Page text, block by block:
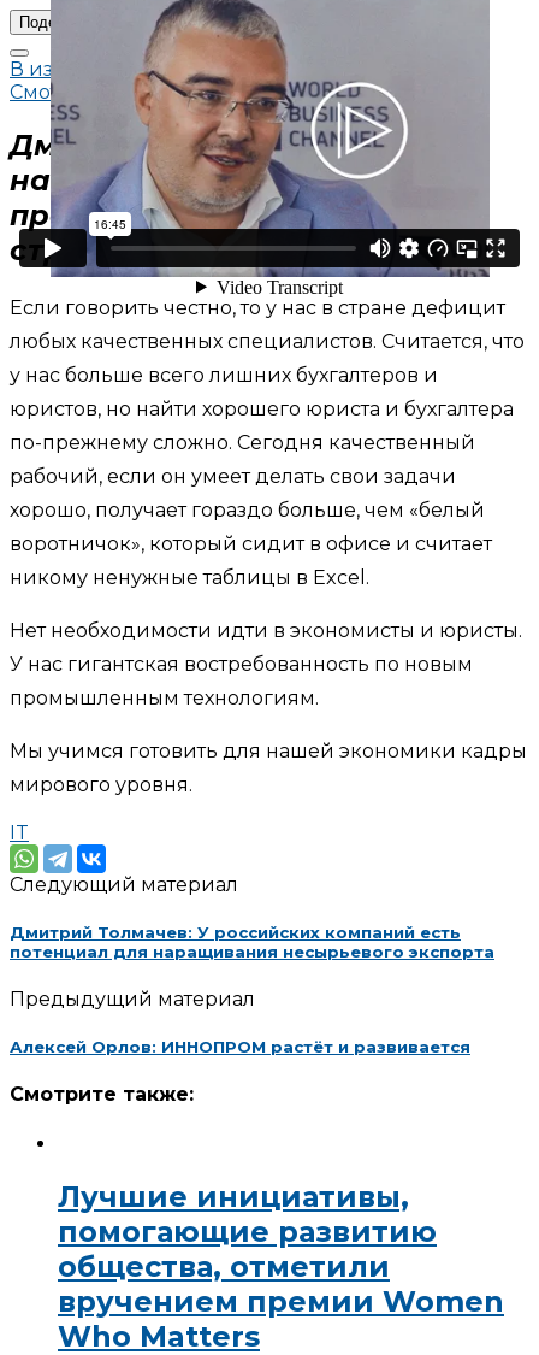
Поделиться
В избранное
Смотреть позже
Дмитрий Песков, директор
направления «Молодые
профессионалы» Агентства
стратегических инициатив
Если говорить честно, то у нас в стране дефицит
любых качественных специалистов. Считается, что
у нас больше всего лишних бухгалтеров и
юристов, но найти хорошего юриста и бухгалтера
по-прежнему сложно. Сегодня качественный
рабочий, если он умеет делать свои задачи
хорошо, получает гораздо больше, чем «белый
воротничок», который сидит в офисе и считает
никому ненужные таблицы в Excel.
Нет необходимости идти в экономисты и юристы.
У нас гигантская востребованность по новым
промышленным технологиям.
Мы учимся готовить для нашей экономики кадры
мирового уровня.
IT
Следующий материал
Дмитрий Толмачев: У российских компаний есть
потенциал для наращивания несырьевого экспорта
Предыдущий материал
Алексей Орлов: ИННОПРОМ растёт и развивается
Смотрите также:
Лучшие инициативы,
помогающие развитию
общества, отметили
вручением премии Women
Who Matters